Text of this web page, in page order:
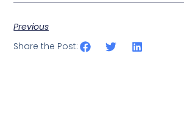
Previous
Share the Post: